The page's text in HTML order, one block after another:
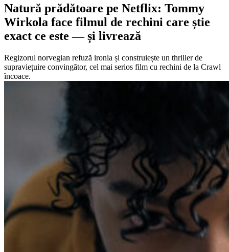
Natură prădătoare pe Netflix: Tommy
Wirkola face filmul de rechini care știe
exact ce este — și livrează
Regizorul norvegian refuză ironia și construiește un thriller de
supraviețuire convingător, cel mai serios film cu rechini de la Crawl
încoace.